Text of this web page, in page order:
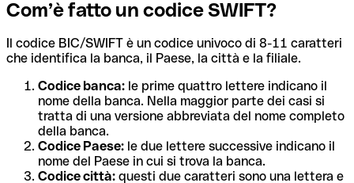
Com’è fatto un codice SWIFT?
Il codice BIC/SWIFT è un codice univoco di 8-11 caratteri
che identifica la banca, il Paese, la città e la filiale.
Codice banca: le prime quattro lettere indicano il
nome della banca. Nella maggior parte dei casi si
tratta di una versione abbreviata del nome completo
della banca.
Codice Paese: le due lettere successive indicano il
nome del Paese in cui si trova la banca.
Codice città: questi due caratteri sono una lettera e